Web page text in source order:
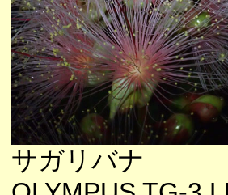
サガリバナ